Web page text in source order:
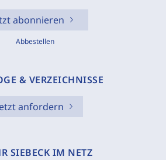
abonnieren
Abbestellen
& VERZEICHNISSE
anfordern
SIEBECK IM NETZ